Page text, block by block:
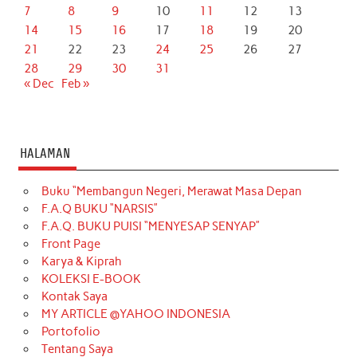
7
8 9 10 11 12
13
14
15 16 17 18 19
20
21
22 23 24 25 26
27
28
29 30
31
« Dec
Feb »
HALAMAN
Buku “Membangun Negeri, Merawat Masa Depan
F.A.Q BUKU “NARSIS”
F.A.Q. BUKU PUISI “MENYESAP SENYAP”
Front Page
Karya & Kiprah
KOLEKSI E-BOOK
Kontak Saya
MY ARTICLE @YAHOO INDONESIA
Portofolio
Tentang Saya